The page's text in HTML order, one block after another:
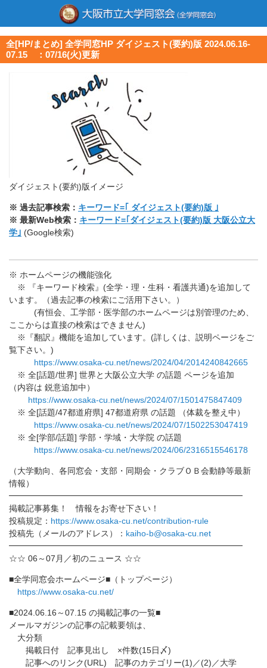
全[HP/まとめ] 全学同窓HP ダイジェスト(要約)版 2024.06.16-
07.15 ：07/16(火)更新
ダイジェスト(要約)版イメージ
※ 過去記事検索： キーワード=｢ ダイジェスト(要約)版 ｣
※ 最新Web検索： キーワード=｢ダイジェスト(要約)版 大阪公立大
学｣ (Google検索)
※ ホームページの機能強化
※ 『キーワード検索』(全学・理・生科・看護共通)を追加して
います。（過去記事の検索にご活用下さい。）
(有恒会、工学部・医学部のホームページは別管理のため、
ここからは直接の検索はできません)
※『翻訳』機能を追加しています。(詳しくは、説明ページをご
覧下さい。)
https://www.osaka-cu.net/news/2024/04/2014240842665
※ 全[話題/世界] 世界と大阪公立大学 の話題 ページを追加
（内容は 鋭意追加中）
https://www.osaka-cu.net/news/2024/07/1501475847409
※ 全[話題/47都道府県] 47都道府県 の話題 （体裁を整え中）
https://www.osaka-cu.net/news/2024/07/1502253047419
※ 全[学部/話題] 学部・学域・大学院 の話題
https://www.osaka-cu.net/news/2024/06/2316515546178
（大学動向、各同窓会・支部・同期会・クラブＯＢ会動静等最新
情報）
━━━━━━━━━━━━━━━━━━━━━━━━━━━━
掲載記事募集！ 情報をお寄せ下さい！
投稿規定： https://www.osaka-cu.net/contribution-rule
投稿先（メールのアドレス）： kaiho-b@osaka-cu .net
━━━━━━━━━━━━━━━━━━━━━━━━━━━━
☆☆ 06～07月／初のニュース ☆☆
■全学同窓会ホームページ■（トップページ）
https://www.osaka-cu.net/
■2024.06.16～07.15 の掲載記事の一覧■
メールマガジンの記事の記載要領は、
大分類
掲載日付 記事見出し ×件数(15日〆)
記事へのリンク(URL) 記事のカテゴリー(1)／(2)／大学